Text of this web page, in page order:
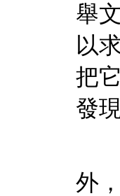
舉
以
把
發
鳳
外